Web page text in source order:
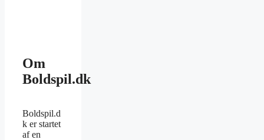
Om
Boldspil.dk
Boldspil.d
k er startet
af en